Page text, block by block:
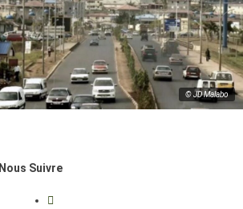
© JD Malabo
Nous Suivre